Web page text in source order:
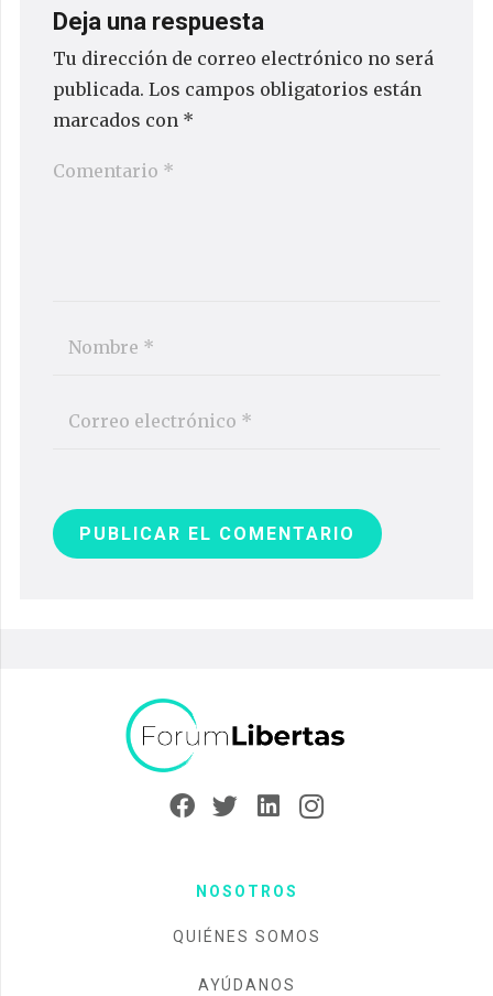
Deja una respuesta
Tu dirección de correo electrónico no será
publicada. Los campos obligatorios están
marcados con *
PUBLICAR EL COMENTARIO
NOSOTROS
QUIÉNES SOMOS
AYÚDANOS